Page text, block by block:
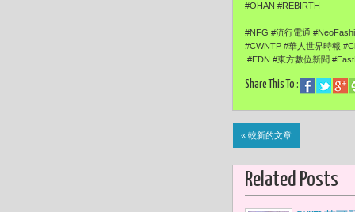
#OHAN #REBIRTH
#NFG #流行電通
#CWNTP #華人世界時報
#EDN #東方數位新聞
Share This To :
« 較新的文章
Related Posts